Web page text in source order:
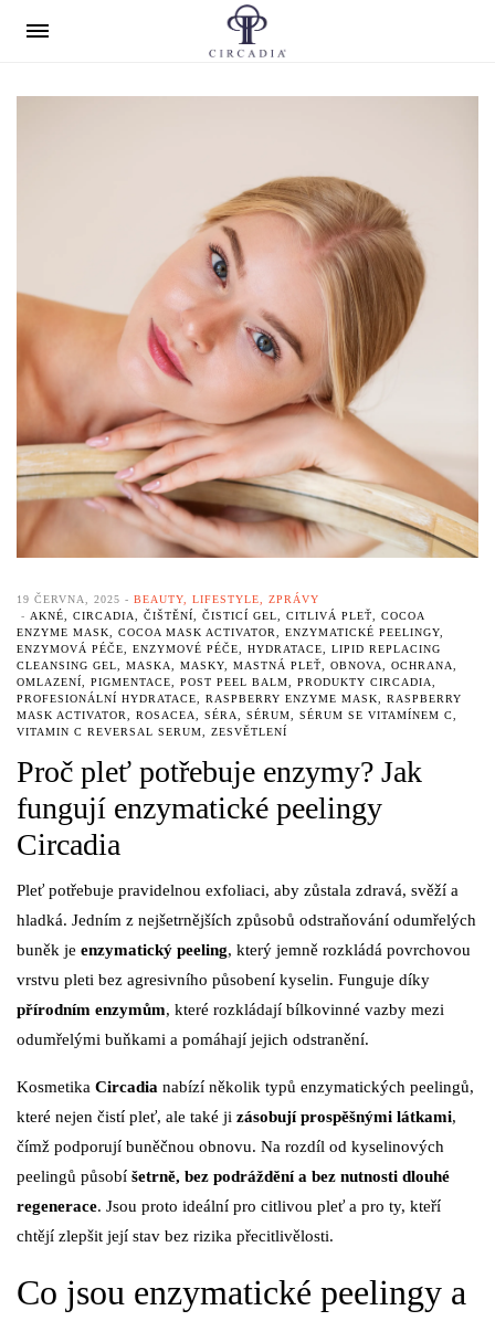
19 ČERVNA, 2025 BEAUTY LIFESTYLE
ZPRÁVY
AKNÉ
CIRCADIA ČIŠTĚNÍ ČISTICÍ GEL CITLIVÁ PLEŤ
COCOA
ENZYME MASK
COCOA MASK ACTIVATOR ENZYMATICKÉ PEELINGY
ENZYMOVÁ PÉČE
ENZYMOVÉ PÉČE HYDRATACE
LIPID REPLACING
CLEANSING GEL
MASKA MASKY MASTNÁ PLEŤ OBNOVA OCHRANA
OMLAZENÍ
PIGMENTACE POST PEEL BALM PRODUKTY CIRCADIA
PROFESIONÁLNÍ HYDRATACE
RASPBERRY ENZYME MASK
RASPBERRY
MASK ACTIVATOR
ROSACEA SÉRA SÉRUM SÉRUM SE VITAMÍNEM C
VITAMIN C REVERSAL SERUM
ZESVĚTLENÍ
Proč pleť potřebuje enzymy? Jak
fungují enzymatické peelingy
Circadia
Pleť potřebuje pravidelnou exfoliaci, aby zůstala zdravá, svěží a
hladká. Jedním z nejšetrnějších způsobů odstraňování odumřelých
buněk je enzymatický peeling, který jemně rozkládá povrchovou
vrstvu pleti bez agresivního působení kyselin. Funguje díky
přírodním enzymům, které rozkládají bílkovinné vazby mezi
odumřelými buňkami a pomáhají jejich odstranění.
Kosmetika Circadia nabízí několik typů enzymatických peelingů,
které nejen čistí pleť, ale také ji zásobují prospěšnými látkami,
čímž podporují buněčnou obnovu. Na rozdíl od kyselinových
peelingů působí šetrně, bez podráždění a bez nutnosti dlouhé
regenerace. Jsou proto ideální pro citlivou pleť a pro ty, kteří
chtějí zlepšit její stav bez rizika přecitlivělosti.
Co jsou enzymatické peelingy a